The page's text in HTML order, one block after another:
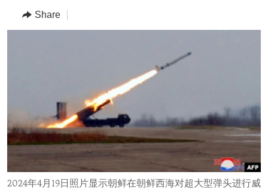
Navigation
Skip
AFRICA
MIDDLE EAST
TOPICS
DEMOCRACY AND GOVERNANCE
ECONOMY AND TRADE
ENVIRONMENT AND HEALTH
IDEALS AND INSTITUTIONS
Share
2024年4月19日照片显示朝鲜在朝鲜西海对超大型弹头进行威